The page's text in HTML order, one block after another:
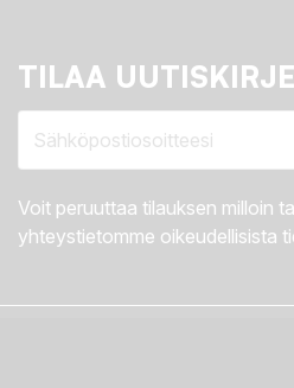
TILAA UUTISKIRJE
Voit peruuttaa tilauksen milloin
yhteystietomme oikeudellisista